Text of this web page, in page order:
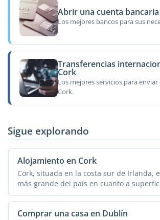
Abrir una cuenta
Los mejores bancos para sus
Transferencias
Cork
Los mejores servicios para
Cork.
Sigue explorando
Alojamiento en Cork
Cork, situada en la costa sur de Irlanda,
más grande del país en cuanto a
Comprar una casa en Dublín